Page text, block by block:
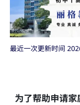
最近一次更新时间
为了帮助申请